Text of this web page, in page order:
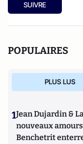
SUIVRE
POPULAIRES
PLUS LUS
1Jean Dujardin &
nouveaux
Benchetrit